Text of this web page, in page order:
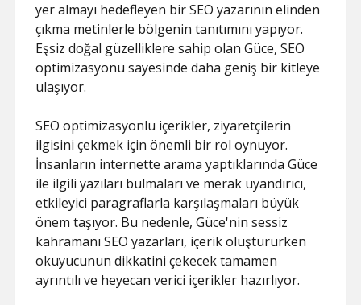
yer almayı hedefleyen bir SEO yazarının elinden
çıkma metinlerle bölgenin tanıtımını yapıyor.
Eşsiz doğal güzelliklere sahip olan Güce, SEO
optimizasyonu sayesinde daha geniş bir kitleye
ulaşıyor.
SEO optimizasyonlu içerikler, ziyaretçilerin
ilgisini çekmek için önemli bir rol oynuyor.
İnsanların internette arama yaptıklarında Güce
ile ilgili yazıları bulmaları ve merak uyandırıcı,
etkileyici paragraflarla karşılaşmaları büyük
önem taşıyor. Bu nedenle, Güce'nin sessiz
kahramanı SEO yazarları, içerik oluştururken
okuyucunun dikkatini çekecek tamamen
ayrıntılı ve heyecan verici içerikler hazırlıyor.